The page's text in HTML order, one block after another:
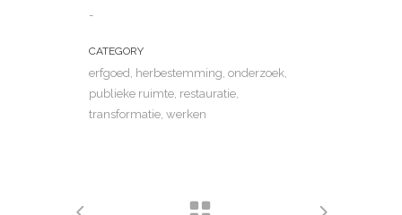
-
CATEGORY
erfgoed, herbestemming, onderzoek,
publieke ruimte, restauratie,
transformatie, werken